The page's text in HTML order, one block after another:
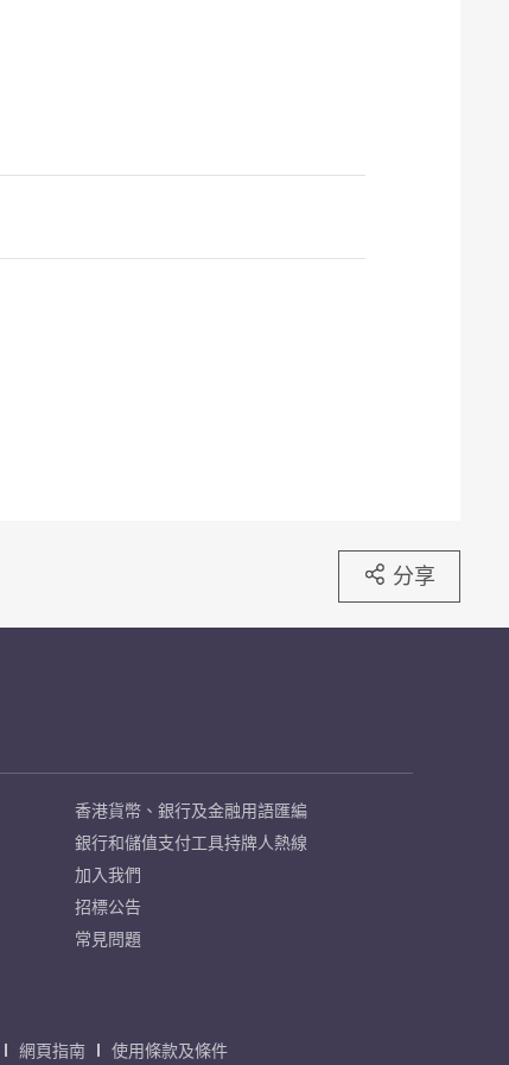
分享
香港貨幣、銀行及金融用語匯編
銀行和儲值支付工具持牌人熱線
加入我們
招標公告
常見問題
網頁指南 使用條款及條件